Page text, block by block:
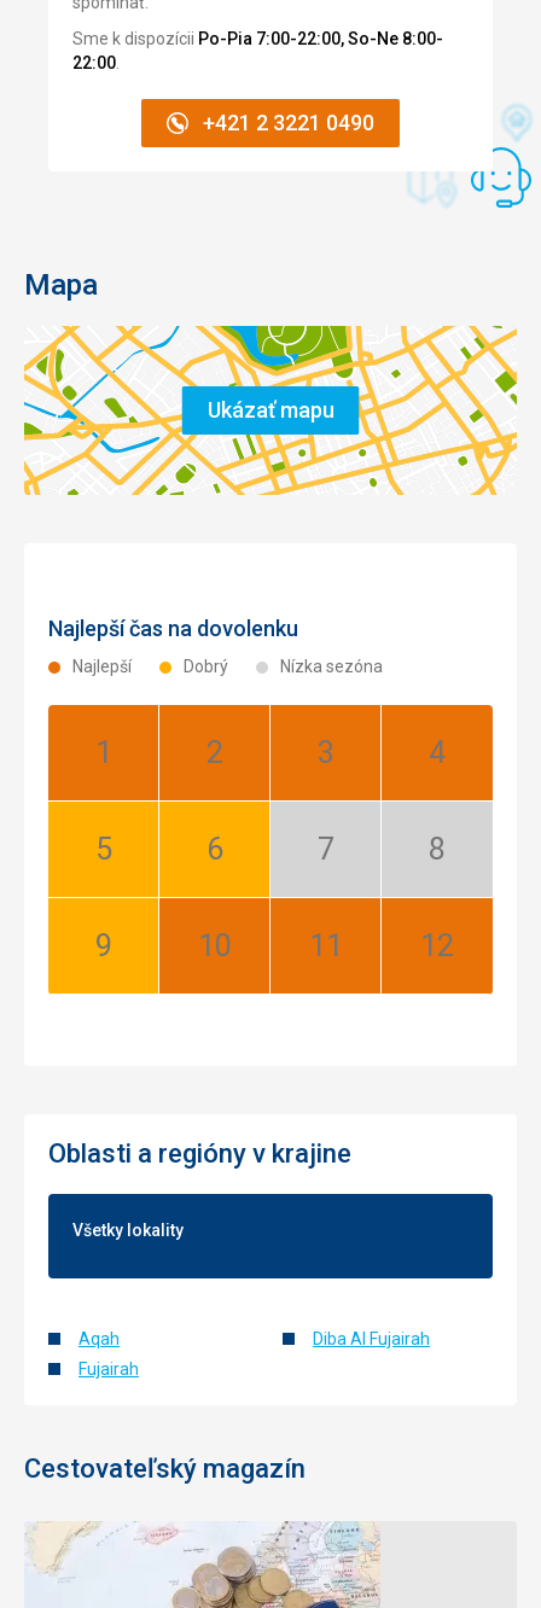
Sme k dispozícii Po-Pia 7:00-22:00, So-Ne 8:00-
22:00.
+421 2 3221 0490
Mapa
Ukázať mapu
Najlepší čas na dovolenku
Najlepší Dobrý Nízka sezóna
Január:
Február:
Marec:
Apríl:
Máj:
Jún:
Júl:
August:
September:
Október:
November:
December:
Oblasti a regióny v krajine
Všetky lokality
Aqah
Fujairah
Diba Al Fujairah
Cestovateľský magazín